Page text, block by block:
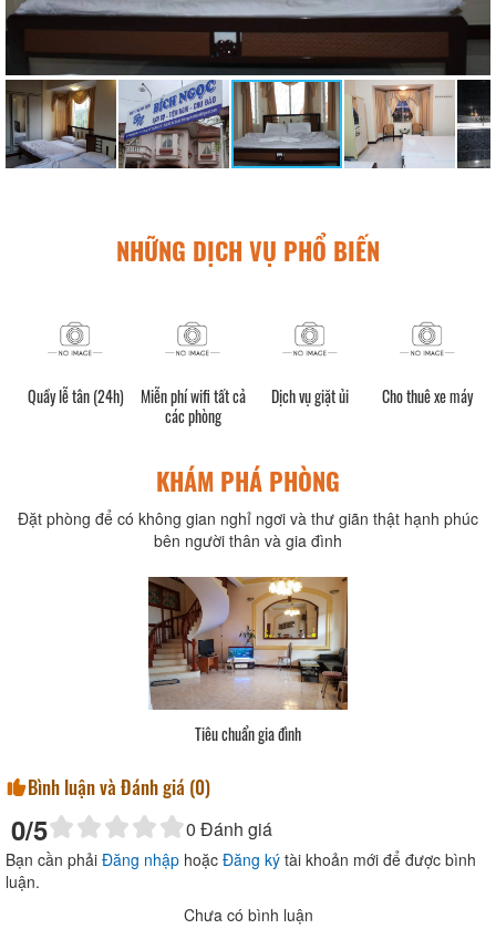
NHỮNG DỊCH VỤ PHỔ BIẾN
Quầy lễ tân (24h)
Miễn phí wifi tất cả
các phòng
Dịch vụ giặt ủi Cho thuê xe máy
KHÁM PHÁ PHÒNG
Đặt phòng để có không gian nghỉ ngơi và thư giãn thật hạnh phúc
bên người thân và gia đình
Tiêu chuẩn gia đình
Bình luận và Đánh giá (0)
0/5 0 Đánh giá
Bạn cần phải Đăng nhập hoặc Đăng ký tài khoản mới để được bình
luận.
Chưa có bình luận